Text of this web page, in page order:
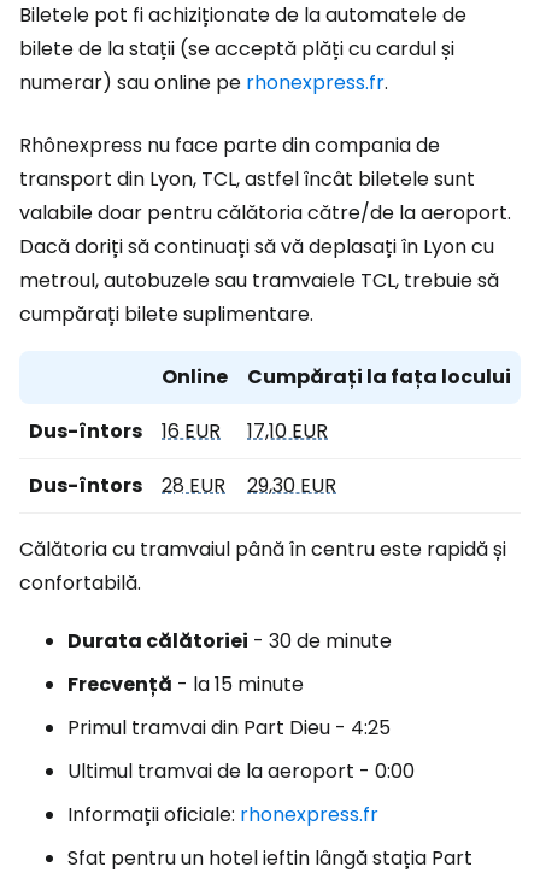
Biletele pot fi achiziționate de la automatele de
bilete de la stații (se acceptă plăți cu cardul și
numerar) sau online pe rhonexpress.fr.
Rhônexpress nu face parte din compania de
transport din Lyon, TCL, astfel încât biletele sunt
valabile doar pentru călătoria către/de la aeroport.
Dacă doriți să continuați să vă deplasați în Lyon cu
metroul, autobuzele sau tramvaiele TCL, trebuie să
cumpărați bilete suplimentare.
Online
Cumpărați la fața locului
Dus-întors
16 EUR
17,10 EUR
Dus-întors
28 EUR 29,30 EUR
Călătoria cu tramvaiul până în centru este rapidă și
confortabilă.
Durata călătoriei - 30 de minute
Frecvență - la 15 minute
Primul tramvai din Part Dieu - 4:25
Ultimul tramvai de la aeroport - 0:00
Informații oficiale: rhonexpress.fr
Sfat pentru un hotel ieftin lângă stația Part